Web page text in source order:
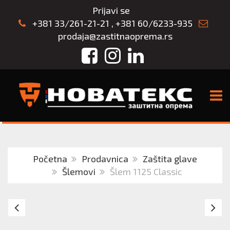
Prijavi se
+381 33/261-21-21 , +381 60/6233-935
prodaja@zastitnaoprema.rs
FacebookInstagram
LinkedIn
Početna Prodavnica
Zaštita glave
Šlemovi
Šlem 1125 Classic
Šlem